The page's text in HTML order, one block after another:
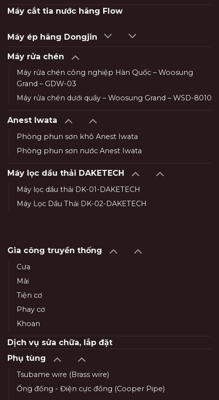
Máy cắt tia nước hãng Flow
Máy ép hãng Dongjin
Máy rửa chén
Máy rửa chén công nghiệp Hàn Quốc – Woosung
Grand – GDW-03
Máy rửa chén dưới quầy – Woosung Grand – WSD-8010
Anest Iwata
Phòng phun sơn khô Anest Iwata
Phòng phun sơn nước Anest Iwata
Máy lọc dầu thải DAKETECH
Máy lọc dầu thải DK-01-DAKETECH
Máy Lọc Dầu Thải DK-02-DAKETECH
Gia công truyền thống
Cưa
Mài
Tiện cơ
Phay cơ
Khoan
Dịch vụ sửa chữa, lắp đặt
Phụ tùng
Tsubame wire (Brass wire)
Ống đồng - Điện cực đồng (Cooper Pipe)